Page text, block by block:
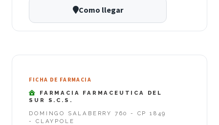
Como llegar
FICHA DE FARMACIA
FARMACIA FARMACEUTICA DEL
SUR S.C.S.
DOMINGO SALABERRY 760 - CP 1849
- CLAYPOLE